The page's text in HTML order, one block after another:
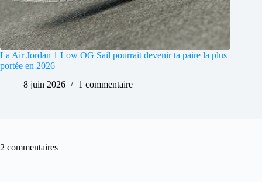
La Air Jordan 1 Low OG Sail pourrait devenir ta paire la plus
portée en 2026
8 juin 2026
1 commentaire
2 commentaires